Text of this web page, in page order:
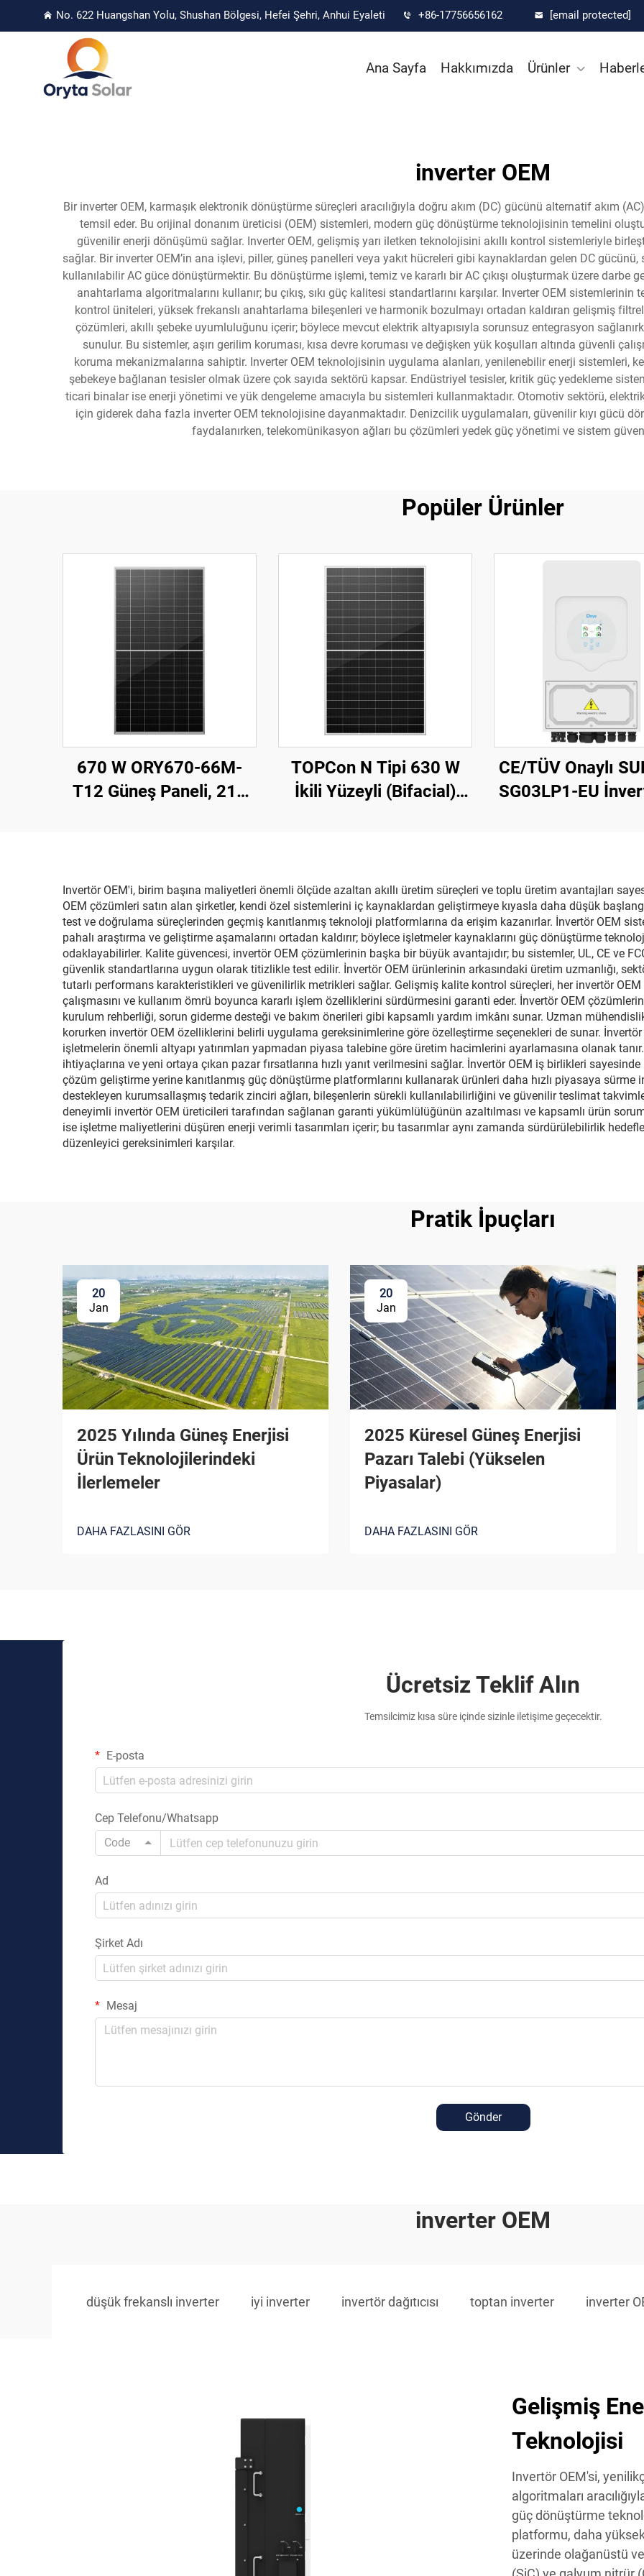
No. 622 Huangshan Yolu, Shushan Bölgesi, Hefei Şehri, Anhui Eyaleti +86-17756656162 [email protected]
Ana Sayfa Hakkımızda Ürünler
inverter OEM
Bir inverter OEM, karmaşık elektronik dönüştürme süreçleri aracılığıyla doğru akım (DC) gücünü alternatif akım
temsil eder. Bu orijinal donanım üreticisi (OEM) sistemleri, modern güç dönüştürme teknolojisinin temelini
güvenilir enerji dönüşümü sağlar. Inverter OEM, gelişmiş yarı iletken teknolojisini akıllı kontrol sistemleriyle
sağlar. Bir inverter OEM’in ana işlevi, piller, güneş panelleri veya yakıt hücreleri gibi kaynaklardan gelen DC
kullanılabilir AC güce dönüştürmektir. Bu dönüştürme işlemi, temiz ve kararlı bir AC çıkışı oluşturmak üzere
anahtarlama algoritmalarını kullanır; bu çıkış, sıkı güç kalitesi standartlarını karşılar. Inverter OEM
kontrol üniteleri, yüksek frekanslı anahtarlama bileşenleri ve harmonik bozulmayı ortadan kaldıran gelişmiş
çözümleri, akıllı şebeke uyumluluğunu içerir; böylece mevcut elektrik altyapısıyla sorunsuz entegrasyon
sunulur. Bu sistemler, aşırı gerilim koruması, kısa devre koruması ve değişken yük koşulları altında güvenli
koruma mekanizmalarına sahiptir. Inverter OEM teknolojisinin uygulama alanları, yenilenebilir enerji sistemleri,
şebekeye bağlanan tesisler olmak üzere çok sayıda sektörü kapsar. Endüstriyel tesisler, kritik güç yedekleme
ticari binalar ise enerji yönetimi ve yük dengeleme amacıyla bu sistemleri kullanmaktadır. Otomotiv sektörü,
için giderek daha fazla inverter OEM teknolojisine dayanmaktadır. Denizcilik uygulamaları, güvenilir kıyı gücü
faydalanırken, telekomünikasyon ağları bu çözümleri yedek güç yönetimi ve sistem
Popüler Ürünler
670 W ORY670-66M-
T12 Güneş Paneli, 210
TOPCon N Tipi 630 W
İkili Yüzeyli (Bifacial)
Verimlilik ve Hava
Koşullarına Dayanıklılık
CE/TÜV Onaylı
SG03LP1-EU
Invertör OEM'i, birim başına maliyetleri önemli ölçüde azaltan akıllı üretim süreçleri ve toplu üretim avantajları
OEM çözümleri satın alan şirketler, kendi özel sistemlerini iç kaynaklardan geliştirmeye kıyasla daha düşük
test ve doğrulama süreçlerinden geçmiş kanıtlanmış teknoloji platformlarına da erişim kazanırlar. İnvertör OEM
pahalı araştırma ve geliştirme aşamalarını ortadan kaldırır; böylece işletmeler kaynaklarını güç dönüştürme
odaklayabilirler. Kalite güvencesi, invertör OEM çözümlerinin başka bir büyük avantajıdır; bu sistemler, UL, CE ve
güvenlik standartlarına uygun olarak titizlikle test edilir. İnvertör OEM ürünlerinin arkasındaki üretim uzmanlığı,
tutarlı performans karakteristikleri ve güvenilirlik metrikleri sağlar. Gelişmiş kalite kontrol süreçleri, her invertör
çalışmasını ve kullanım ömrü boyunca kararlı işlem özelliklerini sürdürmesini garanti eder. İnvertör OEM
kurulum rehberliği, sorun giderme desteği ve bakım önerileri gibi kapsamlı yardım imkânı sunar. Uzman
korurken invertör OEM özelliklerini belirli uygulama gereksinimlerine göre özelleştirme seçenekleri de sunar.
işletmelerin önemli altyapı yatırımları yapmadan piyasa talebine göre üretim hacimlerini ayarlamasına olanak
ihtiyaçlarına ve yeni ortaya çıkan pazar fırsatlarına hızlı yanıt verilmesini sağlar. İnvertör OEM iş birlikleri sayesinde
çözüm geliştirme yerine kanıtlanmış güç dönüştürme platformlarını kullanarak ürünleri daha hızlı piyasaya sürme
destekleyen kurumsallaşmış tedarik zinciri ağları, bileşenlerin sürekli kullanılabilirliğini ve güvenilir teslimat
deneyimli invertör OEM üreticileri tarafından sağlanan garanti yükümlülüğünün azaltılması ve kapsamlı ürün
ise işletme maliyetlerini düşüren enerji verimli tasarımları içerir; bu tasarımlar aynı zamanda sürdürülebilirlik
düzenleyici gereksinimleri karşılar.
Pratik İpuçları
20
Jan
2025 Yılında Güneş Enerjisi
Ürün Teknolojilerindeki
İlerlemeler
DAHA FAZLASINI GÖR
20
Jan
2025 Küresel Güneş Enerjisi
Pazarı Talebi (Yükselen
Piyasalar)
DAHA FAZLASINI GÖR
Ücretsiz Teklif Alın
Temsilcimiz kısa süre içinde sizinle iletişime geçecektir.
E-posta
Cep Telefonu/Whatsapp
Code
Ad
Şirket Adı
Mesaj
Gönder
inverter OEM
düşük frekanslı inverter iyi inverter invertör dağıtıcısı toptan inverter inverter
Gelişmiş
Teknolojisi
Invertör OEM'si,
algoritmaları
güç dönüştürme
platformu, daha
üzerinde olağanüstü